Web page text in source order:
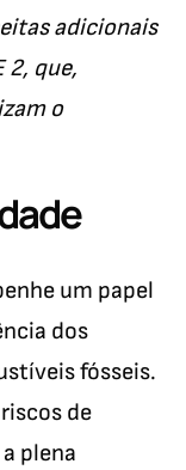
adicionais
2, que,
o
um papel
dos
fósseis.
de
plena